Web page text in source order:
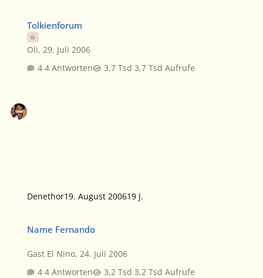
Tolkienforum
Oli, 29. Juli 2006
4 Antworten
3,7 Tsd Aufrufe
Denethor19. August 200619 J.
Name Fernando
Gast El Nino, 24. Juli 2006
4 Antworten
3,2 Tsd Aufrufe